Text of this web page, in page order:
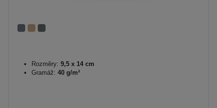
Rozměry: 9,5 x 14 cm
Gramáž: 40 g/m²